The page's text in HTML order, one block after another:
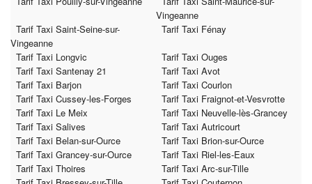
Vingeanne
Tarif Taxi Saint-Seine-sur-
Vingeanne
Tarif Taxi Fénay
Tarif Taxi Longvic
Tarif Taxi Ouges
Tarif Taxi Santenay 21
Tarif Taxi Avot
Tarif Taxi Barjon
Tarif Taxi Courlon
Tarif Taxi Cussey-les-Forges
Tarif Taxi Fraignot-et-Vesvrotte
Tarif Taxi Le Meix
Tarif Taxi Neuvelle-lès-Grancey
Tarif Taxi Salives
Tarif Taxi Autricourt
Tarif Taxi Belan-sur-Ource
Tarif Taxi Brion-sur-Ource
Tarif Taxi Grancey-sur-Ource
Tarif Taxi Riel-les-Eaux
Tarif Taxi Thoires
Tarif Taxi Arc-sur-Tille